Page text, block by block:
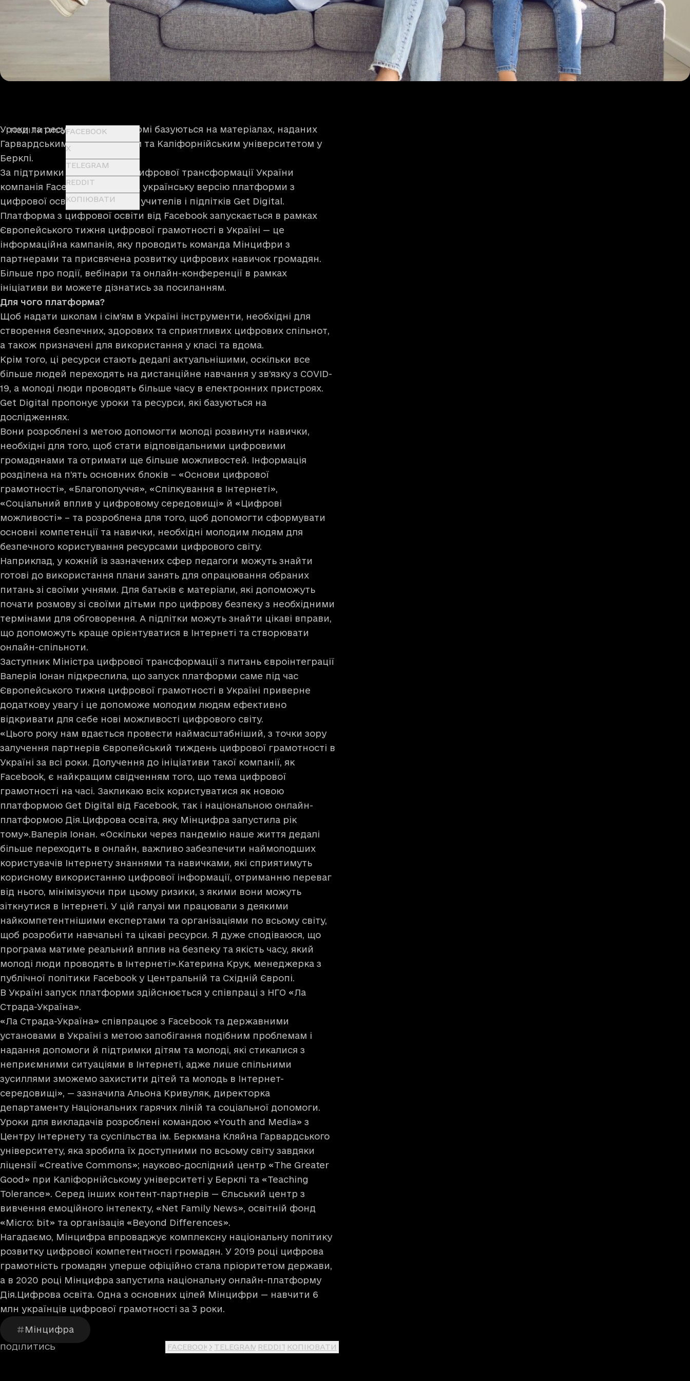
ПОДІЛИТИСЬFACEBOOK
X
TELEGRAM
REDDIT
КОПІЮВАТИ
Уроки та ресурси на платформі базуються на матеріалах, наданих
Гарвардським університетом та Каліфорнійським університетом у
Берклі.
За підтримки Міністерства цифрової трансформації України
компанія Facebook запустила українську версію платформи з
цифрової освіти для батьків, учителів і підлітків Get Digital.
Платформа з цифрової освіти від Facebook запускається в рамках
Європейського тижня цифрової грамотності в Україні — це
інформаційна кампанія, яку проводить команда Мінцифри з
партнерами та присвячена розвитку цифрових навичок громадян.
Більше про події, вебінари та онлайн-конференції в рамках
ініціативи ви можете дізнатись за посиланням.
Для чого платформа?
Щоб надати школам і сім’ям в Україні інструменти, необхідні для
створення безпечних, здорових та сприятливих цифрових спільнот,
а також призначені для використання у класі та вдома.
Крім того, ці ресурси стають дедалі актуальнішими, оскільки все
більше людей переходять на дистанційне навчання у зв’язку з COVID-
19, а молоді люди проводять більше часу в електронних пристроях.
Get Digital пропонує уроки та ресурси, які базуються на
дослідженнях.
Вони розроблені з метою допомогти молоді розвинути навички,
необхідні для того, щоб стати відповідальними цифровими
громадянами та отримати ще більше можливостей. Інформація
розділена на п’ять основних блоків – «Основи цифрової
грамотності», «Благополуччя», «Спілкування в Інтернеті»,
«Соціальний вплив у цифровому середовищі» й «Цифрові
можливості» – та розроблена для того, щоб допомогти сформувати
основні компетенції та навички, необхідні молодим людям для
безпечного користування ресурсами цифрового світу.
Наприклад, у кожній із зазначених сфер педагоги можуть знайти
готові до використання плани занять для опрацювання обраних
питань зі своїми учнями. Для батьків є матеріали, які допоможуть
почати розмову зі своїми дітьми про цифрову безпеку з необхідними
термінами для обговорення. А підлітки можуть знайти цікаві вправи,
що допоможуть краще орієнтуватися в Інтернеті та створювати
онлайн-спільноти.
Заступник Міністра цифрової трансформації з питань євроінтеграції
Валерія Іонан підкреслила, що запуск платформи саме під час
Європейського тижня цифрової грамотності в Україні приверне
додаткову увагу і це допоможе молодим людям ефективно
відкривати для себе нові можливості цифрового світу.
«Цього року нам вдається провести наймасштабніший, з точки зору
залучення партнерів Європейський тиждень цифрової грамотності в
Україні за всі роки. Долучення до ініціативи такої компанії, як
Facebook, є найкращим свідченням того, що тема цифрової
грамотності на часі. Закликаю всіх користуватися як новою
платформою Get Digital від Facebook, так і національною онлайн-
платформою Дія.Цифрова освіта, яку Мінцифра запустила рік
тому».Валерія Іонан. «Оскільки через пандемію наше життя дедалі
більше переходить в онлайн, важливо забезпечити наймолодших
користувачів Інтернету знаннями та навичками, які сприятимуть
корисному використанню цифрової інформації, отриманню переваг
від нього, мінімізуючи при цьому ризики, з якими вони можуть
зіткнутися в Інтернеті. У цій галузі ми працювали з деякими
найкомпетентнішими експертами та організаціями по всьому світу,
щоб розробити навчальні та цікаві ресурси. Я дуже сподіваюся, що
програма матиме реальний вплив на безпеку та якість часу, який
молоді люди проводять в Інтернеті».Катерина Крук, менеджерка з
публічної політики Facebook у Центральній та Східній Європі.
В Україні запуск платформи здійснюється у співпраці з НГО «Ла
Страда-Україна».
«Ла Страда-Україна» співпрацює з Facebook та державними
установами в Україні з метою запобігання подібним проблемам і
надання допомоги й підтримки дітям та молоді, які стикалися з
неприємними ситуаціями в Інтернеті, адже лише спільними
зусиллями зможемо захистити дітей та молодь в Інтернет-
середовищі», — зазначила Альона Кривуляк, директорка
департаменту Національних гарячих ліній та соціальної допомоги.
Уроки для викладачів розроблені командою «Youth and Media» з
Центру Інтернету та суспільства ім. Беркмана Кляйна Гарвардського
університету, яка зробила їх доступними по всьому світу завдяки
ліцензії «Creative Commons»; науково-дослідний центр «The Greater
Good» при Каліфорнійському університеті у Берклі та «Teaching
Tolerance». Серед інших контент-партнерів — Єльський центр з
вивчення емоційного інтелекту, «Net Family News», освітній фонд
«Micro: bit» та організація «Beyond Differences».
Нагадаємо, Мінцифра впроваджує комплексну національну політику
розвитку цифрової компетентності громадян. У 2019 році цифрова
грамотність громадян уперше офіційно стала пріоритетом держави,
а в 2020 році Мінцифра запустила національну онлайн-платформу
Дія.Цифрова освіта. Одна з основних цілей Мінцифри — навчити 6
млн українців цифрової грамотності за 3 роки.
Мінцифра
ПОДІЛИТИСЬ FACEBOOK X TELEGRAM REDDIT КОПІЮВАТИ